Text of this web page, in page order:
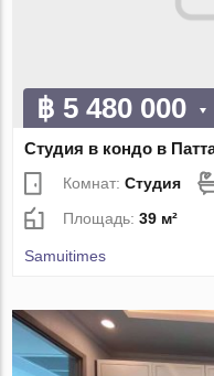
฿ 5 480 000
Студия в кондо в
Комнат:Студия
Площадь:39 м²
Samuitimes